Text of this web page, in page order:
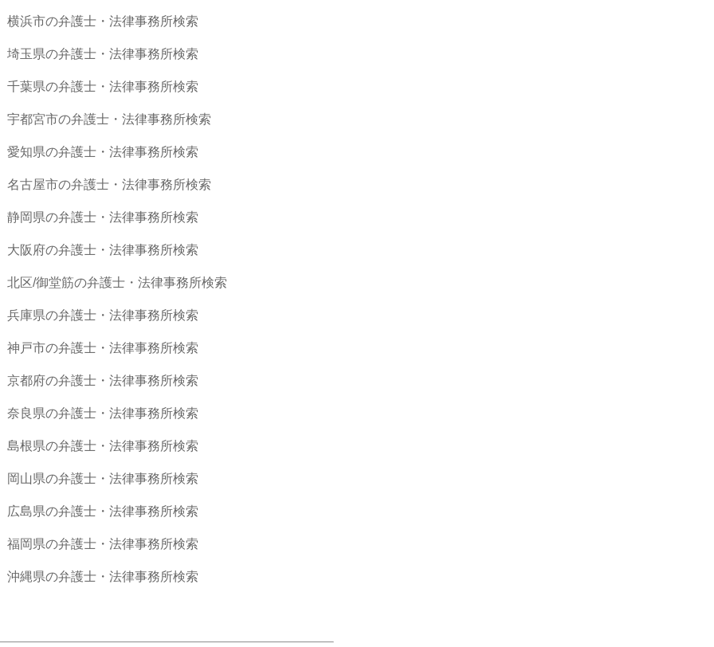
横浜市の弁護士・法律事務所検索
埼玉県の弁護士・法律事務所検索
千葉県の弁護士・法律事務所検索
宇都宮市の弁護士・法律事務所検索
愛知県の弁護士・法律事務所検索
名古屋市の弁護士・法律事務所検索
静岡県の弁護士・法律事務所検索
大阪府の弁護士・法律事務所検索
北区/御堂筋の弁護士・法律事務所検索
兵庫県の弁護士・法律事務所検索
神戸市の弁護士・法律事務所検索
京都府の弁護士・法律事務所検索
奈良県の弁護士・法律事務所検索
島根県の弁護士・法律事務所検索
岡山県の弁護士・法律事務所検索
広島県の弁護士・法律事務所検索
福岡県の弁護士・法律事務所検索
沖縄県の弁護士・法律事務所検索